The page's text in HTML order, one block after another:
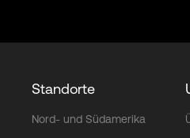
Standorte
Nord- und Südamerika